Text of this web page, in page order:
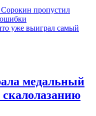
пропустил
уже выиграл самый
медальный
скалолазанию